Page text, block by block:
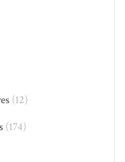
(12)
(174)